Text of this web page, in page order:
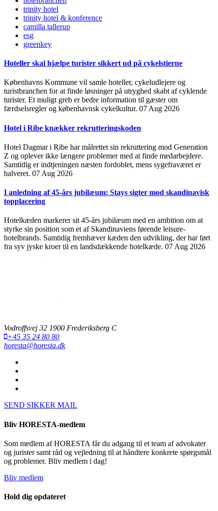
trinity hotel
trinity hotel & konference
camilla tallerup
esg
greenkey
Hoteller skal hjælpe turister sikkert ud på cykelstierne
Københavns Kommune vil samle hoteller, cykeludlejere og
turistbranchen for at finde løsninger på utryghed skabt af cyklende
turister. Et muligt greb er bedre information til gæster om
færdselsregler og københavnsk cykelkultur. 07 Aug 2026
Hotel i Ribe knækker rekrutteringskoden
Hotel Dagmar i Ribe har målrettet sin rekruttering mod Generation
Z og oplever ikke længere problemer med at finde medarbejdere.
Samtidig er indtjeningen næsten fordoblet, mens sygefraværet er
halveret. 07 Aug 2026
I anledning af 45-års jubilæum: Stays sigter mod skandinavisk
topplacering
Hotelkæden markerer sit 45-års jubilæum med en ambition om at
styrke sin position som et af Skandinaviens førende leisure-
hotelbrands. Samtidig fremhæver kæden den udvikling, der har ført
fra syv jyske kroer til en landsdækkende hotelkæde. 07 Aug 2026
Vodroffsvej 32 1900 Frederiksberg C
+45 35 24 80 80
horesta@horesta.dk
SEND SIKKER MAIL
Bliv HORESTA-medlem
Som medlem af HORESTA får du adgang til et team af advokater
og jurister samt råd og vejledning til at håndtere konkrete spørgsmål
og problemer. Bliv medlem i dag!
Bliv medlem
Hold dig opdateret